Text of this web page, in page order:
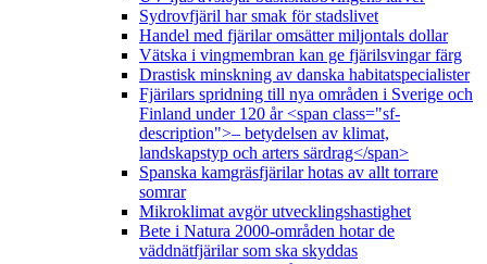
Sydrovfjäril har smak för stadslivet
Handel med fjärilar omsätter miljontals dollar
Vätska i vingmembran kan ge fjärilsvingar färg
Drastisk minskning av danska habitatspecialister
Fjärilars spridning till nya områden i Sverige och
Finland under 120 år <span class="sf-
description">– betydelsen av klimat,
landskapstyp och arters särdrag</span>
Spanska kamgräsfjärilar hotas av allt torrare
somrar
Mikroklimat avgör utvecklingshastighet
Bete i Natura 2000-områden hotar de
väddnätfjärilar som ska skyddas